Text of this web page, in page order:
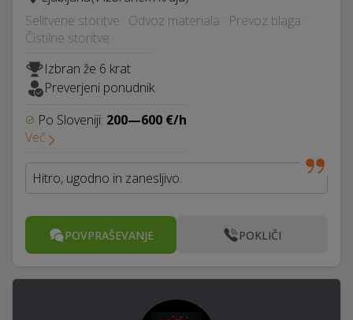
Selitvene storitve · Odvoz materiala · Prevoz blaga ·
Čistilne storitve
Izbran že 6 krat
Preverjeni ponudnik
Po Sloveniji: 200—600 €/h
Več
Hitro, ugodno in zanesljivo.
POVPRAŠEVANJE POKLIČI